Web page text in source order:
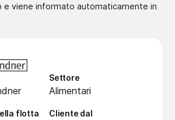
e viene informato automaticamente in
Settore
Alimentari
flotta Cliente dal